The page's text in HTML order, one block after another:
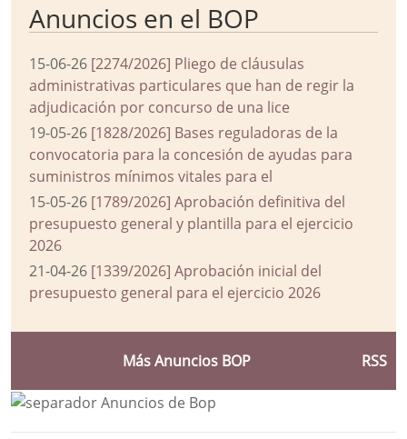
Anuncios en el BOP
15-06-26 [2274/2026] Pliego de cláusulas
administrativas particulares que han de regir la
adjudicación por concurso de una lice
19-05-26 [1828/2026] Bases reguladoras de la
convocatoria para la concesión de ayudas para
suministros mínimos vitales para el
15-05-26 [1789/2026] Aprobación definitiva del
presupuesto general y plantilla para el ejercicio
2026
21-04-26 [1339/2026] Aprobación inicial del
presupuesto general para el ejercicio 2026
Más Anuncios BOP RSS